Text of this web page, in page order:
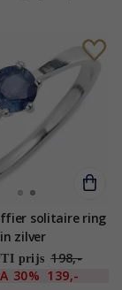
solitaire ring
in zilver
prijs 198,-
30% 139,-